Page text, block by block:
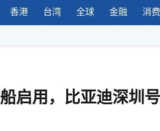
香港 台湾 全球 金融 消费
启用，比亚迪深圳